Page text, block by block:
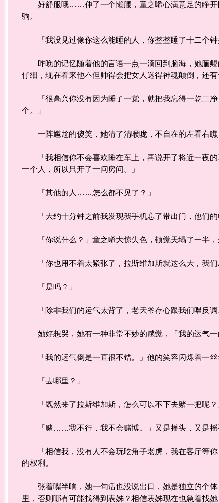
好舒服哦……伸了一个懒腰，童之唏心满意足的睁开
驹。
「我没见过像你这么能睡的人，你整整睡了十二个钟
昨晚的记忆随着他的言语一点一滴回到脑海，她腼
仔细，现在看来他不但帅得会把女人迷得神魂颠倒，还
「很高兴你没有因为睡了一觉，就把我忘得一乾二净
个。」
一阵尴尬的傻笑，她清了清喉咙，不自在的左看右
「我相信你不会喜欢睡在车上，再说开了将近一夜的
一个人，所以只开了一间房间。」
「其他的人……怎么都不见了？」
「大约十分钟之前我发现我手机忘了带出门，他们的
「你说什么？」童之唏大惊失色，顿觉天塌了一半，
「你也用不着太紧张了，拉斯维加斯就这么大，我们
「是吗？」
「除非我们的运气太背了，老天爷存心跟我们唱反调
她好想哭，她有一种非常不妙的感觉，「我的运气一
「我的运气倒是一直很不错。」他的笑容闪烁着一丝
「去哪里？」
「既然来了拉斯维加斯，怎么可以不下去赌一把呢？
「赌……我不行，我不会赌博。」又是摇头，又是摇
「相信我，没有人不会玩吃角子老虎，我在客厅等你
的权利。
张着嘴半晌，她一句话也没说出口，她是独立的个体
里，否则哪有可能找得到表姊？相信表姊现在也急着找